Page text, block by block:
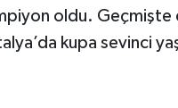
oldu.
kupa sevinci